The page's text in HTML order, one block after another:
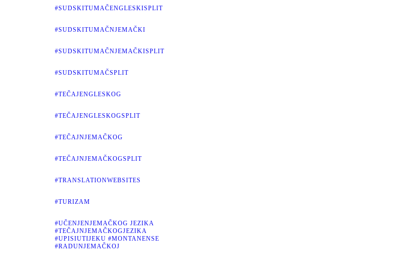
#SUDSKITUMAČENGLESKISPLIT
#SUDSKITUMAČNJEMAČKI
#SUDSKITUMAČNJEMAČKISPLIT
#SUDSKITUMAČSPLIT
#TEČAJENGLESKOG
#TEČAJENGLESKOGSPLIT
#TEČAJNJEMAČKOG
#TEČAJNJEMAČKOGSPLIT
#TRANSLATIONWEBSITES
#TURIZAM
#UČENJENJEMAČKOG JEZIKA
#TEČAJNJEMAČKOGJEZIKA
#UPISIUTIJEKU #MONTANENSE
#RADUNJEMAČKOJ